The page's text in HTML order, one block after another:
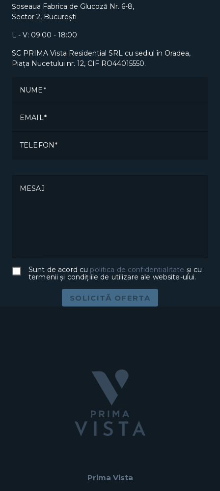
Șoseaua Fabrica de Glucoză Nr. 6-8,
Sector 2, București
L - V: 09:00 - 18:00
SC PRIMA Vista Residential SRL cu sediul în Oradea,
Piața Nucetului nr. 12, CIF RO44015550.
NUME
EMAIL
TELEFON
MESAJ
Sunt de acord cu politica de confidențialitate și cu
termenii și condițiile de utilizare ale website-ului.
SOLICITĂ OFERTA
Prima Vista